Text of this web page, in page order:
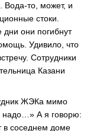
то, может, и
стоки.
они погибнут
Удивило, что
Сотрудники
Казани
ЖЭКа мимо
надо…» А я говорю:
в соседнем доме